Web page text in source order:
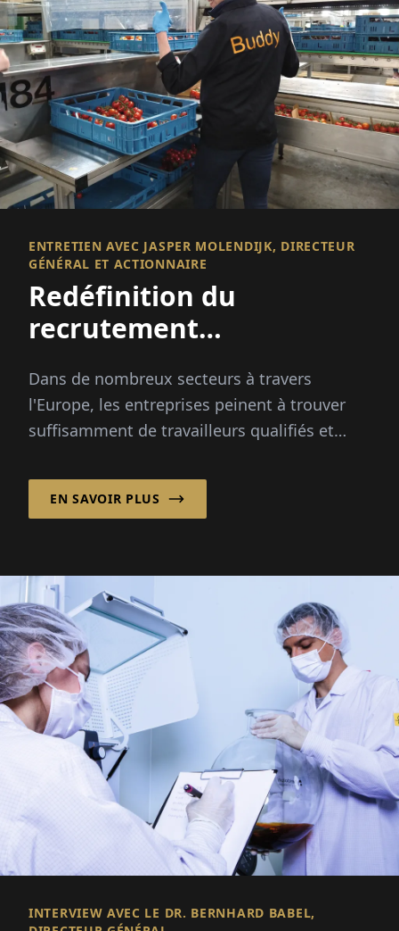
ENTRETIEN AVEC JASPER MOLENDIJK, DIRECTEUR
GÉNÉRAL ET ACTIONNAIRE
Redéfinition du
recrutement
Dans de nombreux secteurs à travers
l'Europe, les entreprises peinent à trouver
suffisamment de travailleurs qualifiés et
changements démographiques et...
EN SAVOIR PLUS
INTERVIEW AVEC LE DR. BERNHARD BABEL,